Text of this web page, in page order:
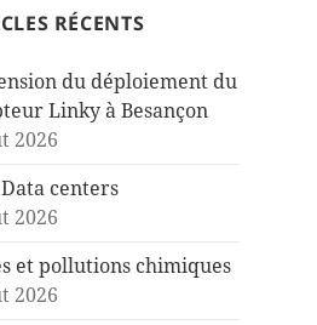
RÉCENTS
du déploiement du
Linky à Besançon
2026
centers
2026
et pollutions chimiques
2026